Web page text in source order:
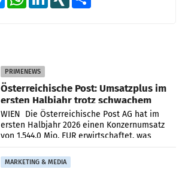
PRIMENEWS
Österreichische Post: Umsatzplus im
ersten Halbjahr trotz schwachem
Briefgeschäft
WIEN Die Österreichische Post AG hat im
ersten Halbjahr 2026 einen Konzernumsatz
von 1.544,0 Mio. EUR erwirtschaftet, was
einem Plus von 3,8 Prozent gegenüber dem
Vergleichszeitraum
MARKETING & MEDIA